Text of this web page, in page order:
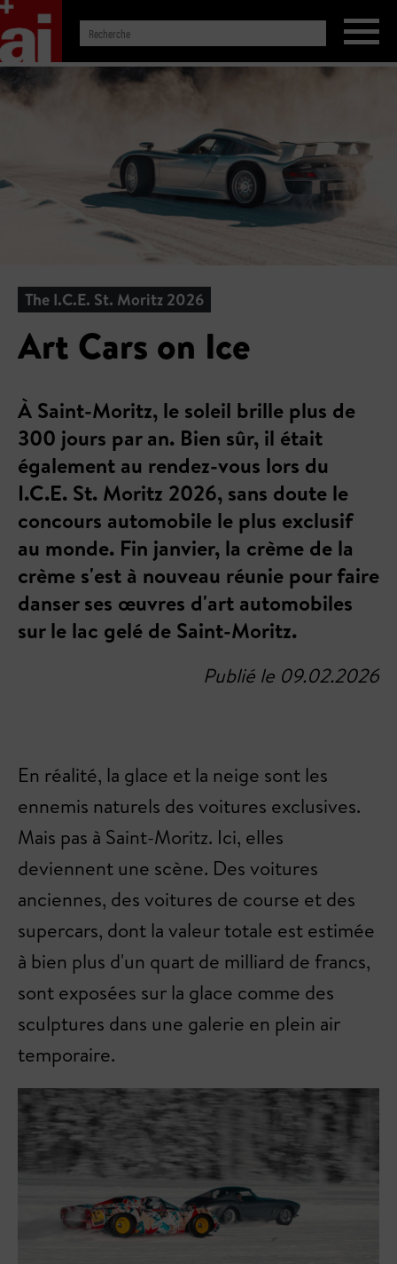
The I.C.E. St. Moritz 2026
Art Cars on Ice
À Saint-Moritz, le soleil brille plus de
300 jours par an. Bien sûr, il était
également au rendez-vous lors du
I.C.E. St. Moritz 2026, sans doute le
concours automobile le plus exclusif
au monde. Fin janvier, la crème de la
crème s'est à nouveau réunie pour faire
danser ses œuvres d'art automobiles
sur le lac gelé de Saint-Moritz.
Publié le 09.02.2026
En réalité, la glace et la neige sont les
ennemis naturels des voitures exclusives.
Mais pas à Saint-Moritz. Ici, elles
deviennent une scène. Des voitures
anciennes, des voitures de course et des
supercars, dont la valeur totale est estimée
à bien plus d'un quart de milliard de francs,
sont exposées sur la glace comme des
sculptures dans une galerie en plein air
temporaire.